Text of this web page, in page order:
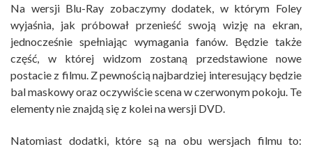
Na wersji Blu-Ray zobaczymy dodatek, w którym Foley
wyjaśnia, jak próbował przenieść swoją wizję na ekran,
jednocześnie spełniając wymagania fanów. Będzie także
część, w której widzom zostaną przedstawione nowe
postacie z filmu. Z pewnością najbardziej interesujący będzie
bal maskowy oraz oczywiście scena w czerwonym pokoju. Te
elementy nie znajdą się z kolei na wersji DVD.
Natomiast dodatki, które są na obu wersjach filmu to: